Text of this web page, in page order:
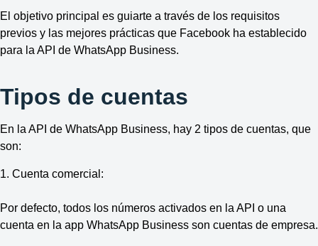
El objetivo principal es guiarte a través de los requisitos
previos y las mejores prácticas que Facebook ha establecido
para la API de WhatsApp Business.
Tipos de cuentas
En la API de WhatsApp Business, hay 2 tipos de cuentas, que
son:
1. Cuenta comercial:
Por defecto, todos los números activados en la API o una
cuenta en la app WhatsApp Business son cuentas de empresa.